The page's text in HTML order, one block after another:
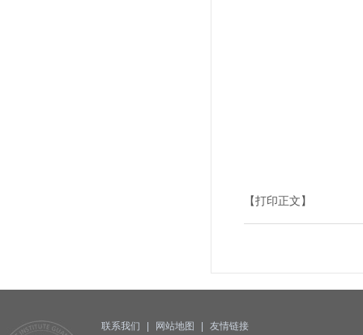
【打印正文】
联系我们 网站地图 友情链接